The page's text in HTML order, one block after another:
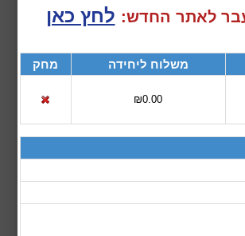
לאתר החדש: לחץ כאן
משלוח ליחידה מחק
₪0.00